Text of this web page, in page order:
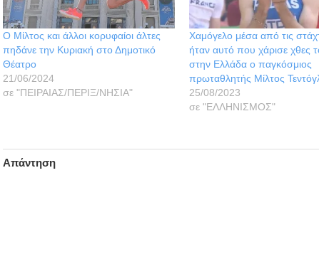
Ο Μίλτος και άλλοι κορυφαίοι άλτες
πηδάνε την Κυριακή στο Δημοτικό
Θέατρο
21/06/2024
σε "ΠΕΙΡΑΙΑΣ/ΠΕΡΙΞ/ΝΗΣΙΑ"
Χαμόγελο μέσα από τις
ήταν αυτό που χάρισε χθες
στην Ελλάδα ο παγκόσμιος
πρωταθλητής Μίλτος
25/08/2023
σε "ΕΛΛΗΝΙΣΜΟΣ"
Απάντηση